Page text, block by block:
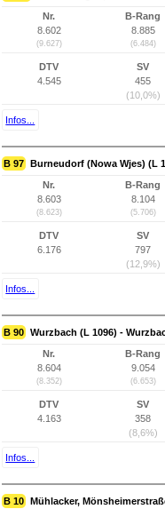
Nr.
8.602
(9.627)
B-Rang
8.885
(6.484)
DTV
4.545
SV
455
(10,0%)
Infos...
B 97 Burneudorf (Nowa Wjes) (L
Nr.
8.603
(8.623)
B-Rang
8.104
(5.706)
DTV
6.176
SV
797
(12,9%)
Infos...
B 90 Wurzbach (L 1096) -
Nr.
8.604
(8.352)
B-Rang
9.054
(6.653)
DTV
4.163
SV
358
(8,6%)
Infos...
B 10 Mühlacker,